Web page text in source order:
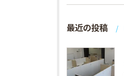
最近の投稿